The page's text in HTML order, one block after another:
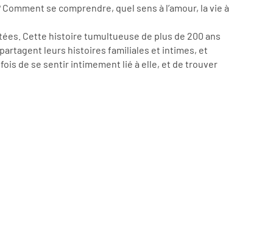
se comprendre, quel sens à l’amour, la vie à
Cette histoire tumultueuse de plus de 200 ans
partagent leurs histoires familiales et intimes, et
de se sentir intimement lié à elle, et de trouver